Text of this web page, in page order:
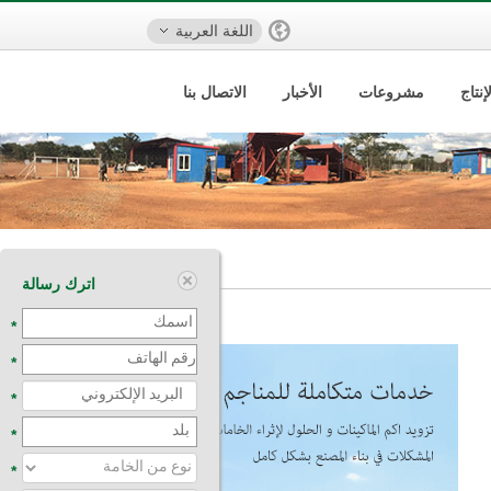
اللغة العربية
مشروعات الأخبار الاتصال بنا
اترك رسالة
*
*
*
*
*